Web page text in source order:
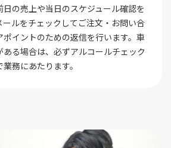
日の売上や当日のスケジュール確認を
ールをチェックしてご注文・お問い合
ポイントのための返信を行います。車
ある場合は、必ずアルコールチェック
務にあたります。